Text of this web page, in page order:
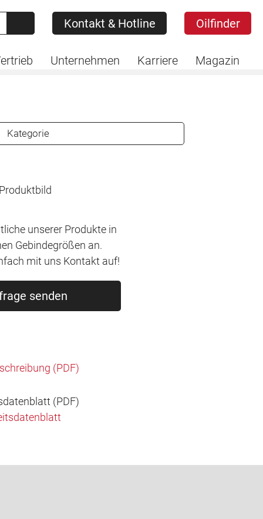
Kontakt & Hotline Oilfinder
Kontakt & Hotline Oilfinder
Unternehmen Karriere Magazin
Kategorie
unserer Produkte in
Gebindegrößen an.
mit uns Kontakt auf!
senden
(PDF)
(PDF)